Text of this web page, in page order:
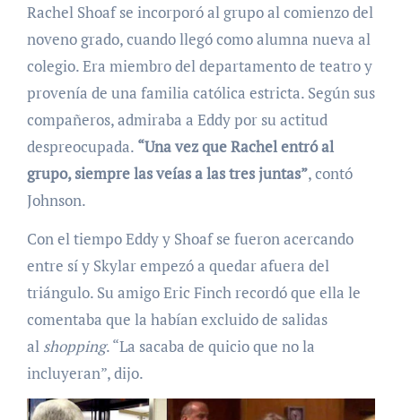
Rachel Shoaf se incorporó al grupo al comienzo del
noveno grado, cuando llegó como alumna nueva al
colegio. Era miembro del departamento de teatro y
provenía de una familia católica estricta. Según sus
compañeros, admiraba a Eddy por su actitud
despreocupada. “Una vez que Rachel entró al
grupo, siempre las veías a las tres juntas”, contó
Johnson.
Con el tiempo Eddy y Shoaf se fueron acercando
entre sí y Skylar empezó a quedar afuera del
triángulo. Su amigo Eric Finch recordó que ella le
comentaba que la habían excluido de salidas
al shopping. “La sacaba de quicio que no la
incluyeran”, dijo.